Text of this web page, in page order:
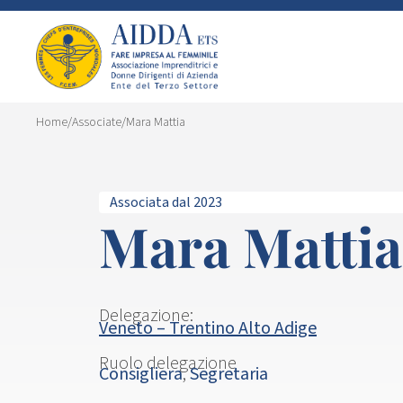
Home/Associate/Mara Mattia
Associata dal 2023
Mara Mattia
Delegazione:
Veneto – Trentino Alto Adige
Ruolo delegazione
Consigliera,Segretaria